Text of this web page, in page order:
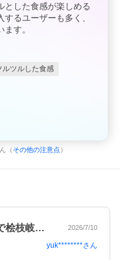
とした食感が楽しめる
るユーザーも多く、
す。
ルツルした食感
（ その他の注意点 ）
太めの面が大好きです。家族で桧枝岐に行… 2026/7/10
yuk********さん